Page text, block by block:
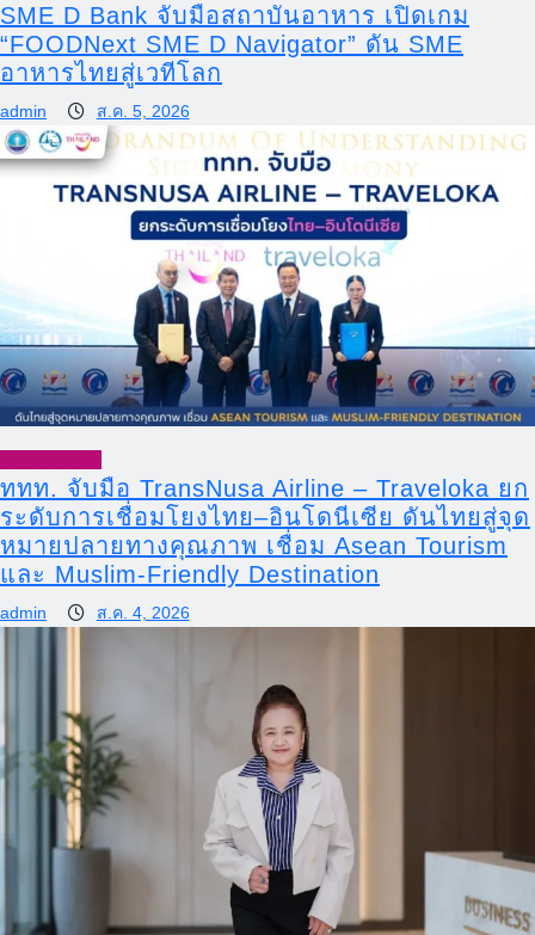
SME D Bank จับมือสถาบันอาหาร เปิดเกม
“FOODNext SME D Navigator” ดัน SME
อาหารไทยสู่เวทีโลก
admin ส.ค. 5, 2026
ททท. จับมือ TransNusa Airline – Traveloka ยก
ระดับการเชื่อมโยงไทย–อินโดนีเซีย ดันไทยสู่จุด
หมายปลายทางคุณภาพ เชื่อม Asean Tourism
และ Muslim-Friendly Destination
admin ส.ค. 4, 2026